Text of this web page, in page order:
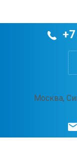
Москва,